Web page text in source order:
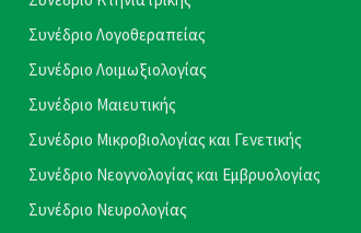
Συνέδριο Λογοθεραπείας
Συνέδριο Λοιμωξιολογίας
Συνέδριο Μαιευτικής
Συνέδριο Μικροβιολογίας και Γενετικής
Συνέδριο Νεογνολογίας και Εμβρυολογίας
Συνέδριο Νευρολογίας